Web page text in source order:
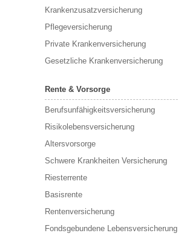
Krankenzusatzversicherung
Pflegeversicherung
Private Krankenversicherung
Gesetzliche Krankenversicherung
Rente & Vorsorge
Berufs­unfähigkeitsversicherung
Risikolebensversicherung
Altersvorsorge
Schwere Krankheiten Versicherung
Riesterrente
Basisrente
Rentenversicherung
Fondsgebundene Lebensversicherung